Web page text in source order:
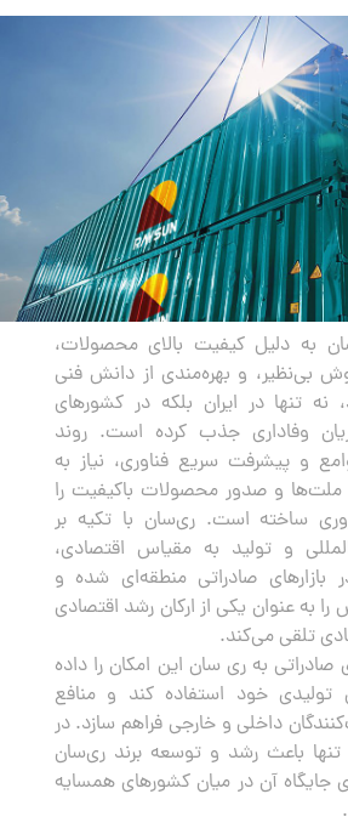
به دلیل کیفیت بالای محصولات،
بی‌نظیر، و بهره‌مندی از دانش فنی
تنها در ایران بلکه در کشورهای
وفاداری جذب کرده است. روند
و پیشرفت سریع فناوری، نیاز به
ملت‌ها و صدور محصولات باکیفیت را
ساخته است. ری‌سان با تکیه بر
و تولید به مقیاس اقتصادی،
صادراتی منطقه‌ای شده و
به عنوان یکی از ارکان رشد اقتصادی
تلقی می‌کند.
صادراتی به ری سان این امکان را داده
تولیدی خود استفاده کند و منافع
داخلی و خارجی فراهم سازد. در
تنها باعث رشد و توسعه برند ری‌سان
جایگاه آن در میان کشورهای همسایه